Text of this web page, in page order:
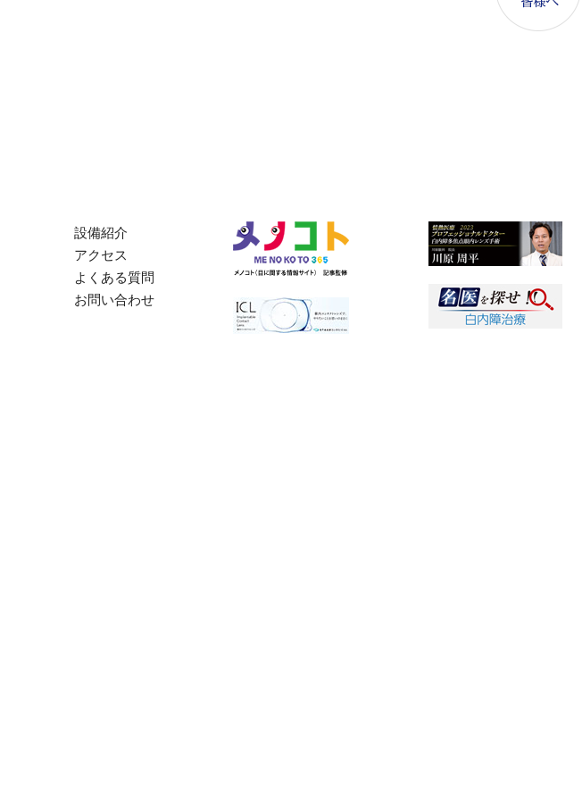
設備紹介
アクセス
よくある質問
お問い合わせ